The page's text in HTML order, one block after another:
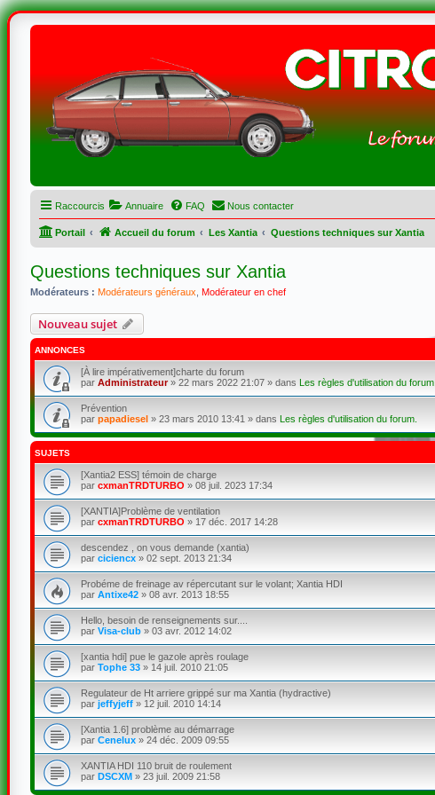
Raccourcis Annuaire FAQ Nous contacter
Portail Accueil du forum Les Xantia Questions techniques sur Xantia
Questions techniques sur Xantia
Modérateurs : Modérateurs généraux Modérateur en chef
Nouveau sujet
ANNONCES
[À lire impérativement]charte du forum
par Administrateur» 22 mars 2022 21:07» dans Les règles d'utilisation du forum.
Prévention
par papadiesel» 23 mars 2010 13:41 » dans Les règles d'utilisation du forum.
SUJETS
[Xantia2 ESS] témoin de charge
par cxmanTRDTURBO » 08 juil. 2023 17:34
[XANTIA]Problème de ventilation
par cxmanTRDTURBO » 17 déc. 2017 14:28
descendez , on vous demande (xantia)
par ciciencx» 02 sept. 2013 21:34
Probéme de freinage av répercutant sur le volant; Xantia HDI
par Antixe42» 08 avr. 2013 18:55
Hello, besoin de renseignements sur....
par Visa-club» 03 avr. 2012 14:02
[xantia hdi] pue le gazole après roulage
par Tophe 33» 14 juil. 2010 21:05
Regulateur de Ht arriere grippé sur ma Xantia (hydractive)
par jeffyjeff» 12 juil. 2010 14:14
[Xantia 1.6] problème au démarrage
par Cenelux» 24 déc. 2009 09:55
XANTIA HDI 110 bruit de roulement
par DSCXM» 23 juil. 2009 21:58